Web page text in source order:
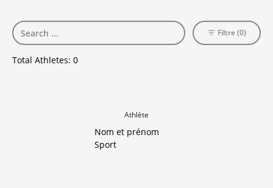
Total Athletes: 0
Filtre (0)
Athlète
Nom et prénom
Sport